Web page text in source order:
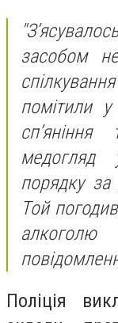
засобом
помітили
медогляд
порядку
Той
алкоголю
Поліція